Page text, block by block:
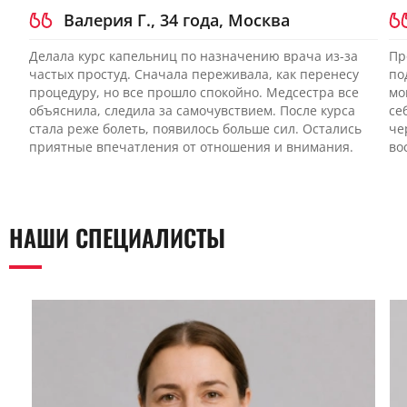
Валерия Г., 34 года, Москва
Делала курс капельниц по назначению врача из-за
частых простуд. Сначала переживала, как перенесу
процедуру, но все прошло спокойно. Медсестра все
объяснила, следила за самочувствием. После курса
стала реже болеть, появилось больше сил. Остались
приятные впечатления от отношения и внимания.
НАШИ СПЕЦИАЛИСТЫ